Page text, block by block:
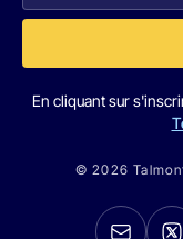
En cliquant sur
© 2026